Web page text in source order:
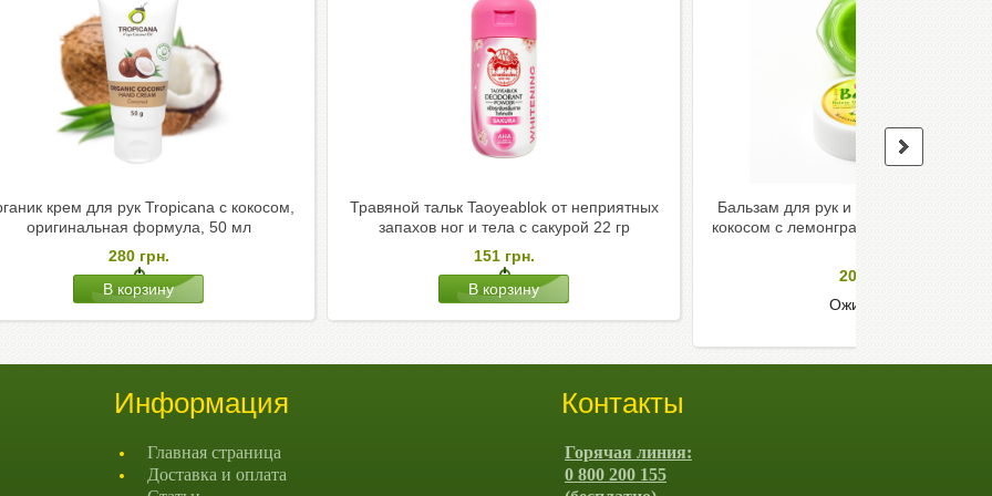
крем для рук Tropicana с кокосом,
оригинальная формула, 50 мл
280 грн.
Травяной тальк Taoyeablok от неприятных
запахов ног и тела с сакурой 22 гр
151 грн.
Бальзам для рук и ног Banna от
кокосом с лемонграссом Nature
200
Ожидается
Информация
Главная страница
Доставка и оплата
Контакты
Горячая линия:
0 800 200 155